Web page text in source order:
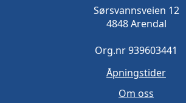
Sørsvannsveien 12
4848 Arendal
Org.nr 939603441
Åpningstider
Om oss